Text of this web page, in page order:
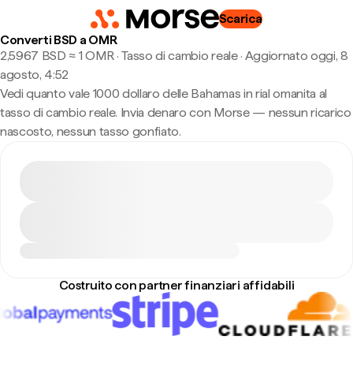
Scarica
Converti BSD a OMR
2,5967 BSD ≈ 1 OMR · Tasso di cambio reale· Aggiornato oggi, 8
agosto, 4:52
Vedi quanto vale 1000 dollaro delle Bahamas in rial omanita al
tasso di cambio reale. Invia denaro con Morse — nessun ricarico
nascosto, nessun tasso gonfiato.
Costruito con partner finanziari affidabili